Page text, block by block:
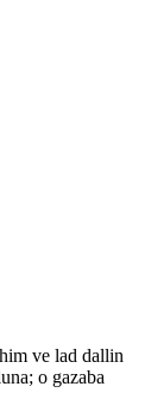
ve lad dallin
o gazaba